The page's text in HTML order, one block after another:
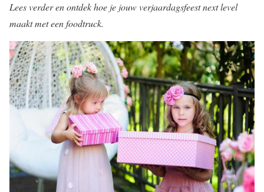
Lees verder en ontdek hoe je jouw verjaardagsfeest next level
maakt met een foodtruck.